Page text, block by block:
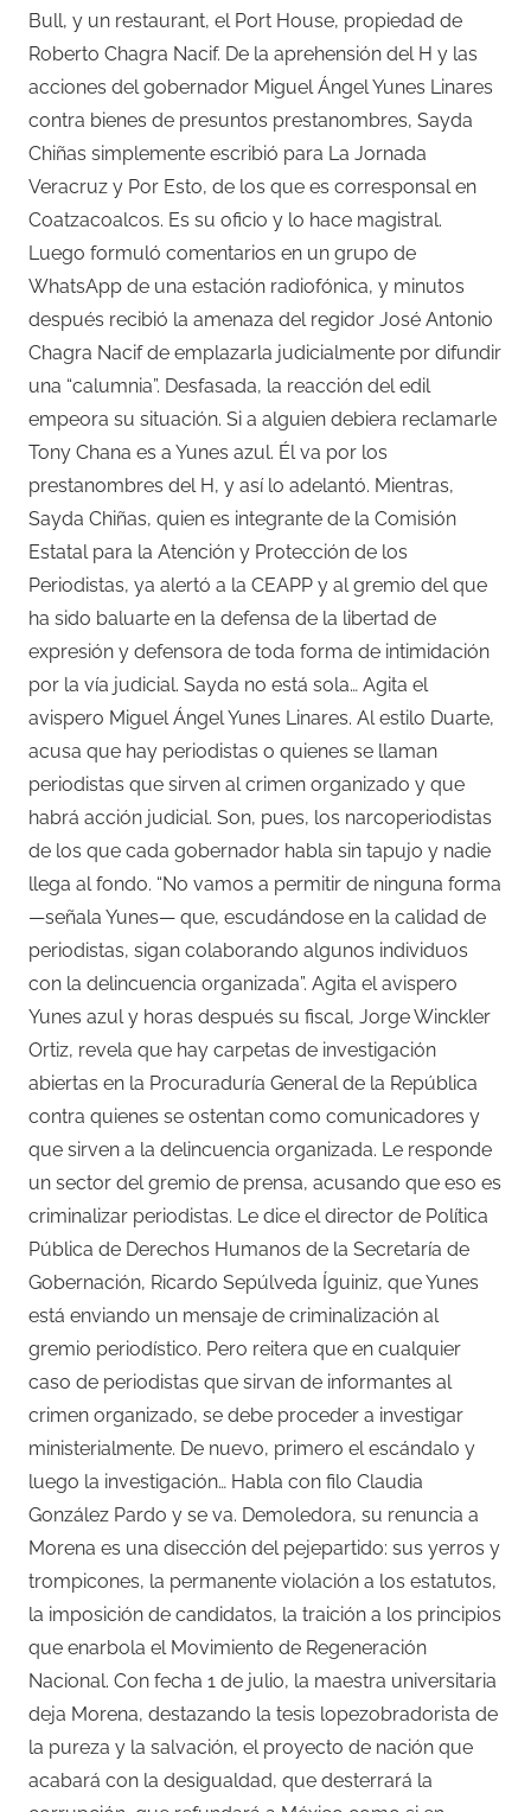
Bull, y un restaurant, el Port House, propiedad de
Roberto Chagra Nacif. De la aprehensión del H y las
acciones del gobernador Miguel Ángel Yunes Linares
contra bienes de presuntos prestanombres, Sayda
Chiñas simplemente escribió para La Jornada
Veracruz y Por Esto, de los que es corresponsal en
Coatzacoalcos. Es su oficio y lo hace magistral.
Luego formuló comentarios en un grupo de
WhatsApp de una estación radiofónica, y minutos
después recibió la amenaza del regidor José Antonio
Chagra Nacif de emplazarla judicialmente por difundir
una “calumnia”. Desfasada, la reacción del edil
empeora su situación. Si a alguien debiera reclamarle
Tony Chana es a Yunes azul. Él va por los
prestanombres del H, y así lo adelantó. Mientras,
Sayda Chiñas, quien es integrante de la Comisión
Estatal para la Atención y Protección de los
Periodistas, ya alertó a la CEAPP y al gremio del que
ha sido baluarte en la defensa de la libertad de
expresión y defensora de toda forma de intimidación
por la vía judicial. Sayda no está sola… Agita el
avispero Miguel Ángel Yunes Linares. Al estilo Duarte,
acusa que hay periodistas o quienes se llaman
periodistas que sirven al crimen organizado y que
habrá acción judicial. Son, pues, los narcoperiodistas
de los que cada gobernador habla sin tapujo y nadie
llega al fondo. “No vamos a permitir de ninguna forma
—señala Yunes— que, escudándose en la calidad de
periodistas, sigan colaborando algunos individuos
con la delincuencia organizada”. Agita el avispero
Yunes azul y horas después su fiscal, Jorge Winckler
Ortiz, revela que hay carpetas de investigación
abiertas en la Procuraduría General de la República
contra quienes se ostentan como comunicadores y
que sirven a la delincuencia organizada. Le responde
un sector del gremio de prensa, acusando que eso es
criminalizar periodistas. Le dice el director de Política
Pública de Derechos Humanos de la Secretaría de
Gobernación, Ricardo Sepúlveda Íguiniz, que Yunes
está enviando un mensaje de criminalización al
gremio periodístico. Pero reitera que en cualquier
caso de periodistas que sirvan de informantes al
crimen organizado, se debe proceder a investigar
ministerialmente. De nuevo, primero el escándalo y
luego la investigación… Habla con filo Claudia
González Pardo y se va. Demoledora, su renuncia a
Morena es una disección del pejepartido: sus yerros y
trompicones, la permanente violación a los estatutos,
la imposición de candidatos, la traición a los principios
que enarbola el Movimiento de Regeneración
Nacional. Con fecha 1 de julio, la maestra universitaria
deja Morena, destazando la tesis lopezobradorista de
la pureza y la salvación, el proyecto de nación que
acabará con la desigualdad, que desterrará la